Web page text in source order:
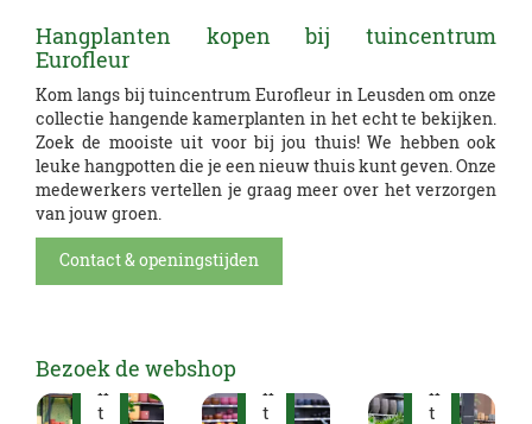
Hangplanten kopen bij tuincentrum
Eurofleur
Kom langs bij tuincentrum Eurofleur in Leusden om onze
collectie hangende kamerplanten in het echt te bekijken.
Zoek de mooiste uit voor bij jou thuis! We hebben ook
leuke hangpotten die je een nieuw thuis kunt geven. Onze
medewerkers vertellen je graag meer over het verzorgen
van jouw groen.
Contact & openingstijden
Bezoek de webshop
K
a
m
e
r
a
n
t
o
e
n
d
e
k
m
r
n
t
o
e
n
e
k
n
t